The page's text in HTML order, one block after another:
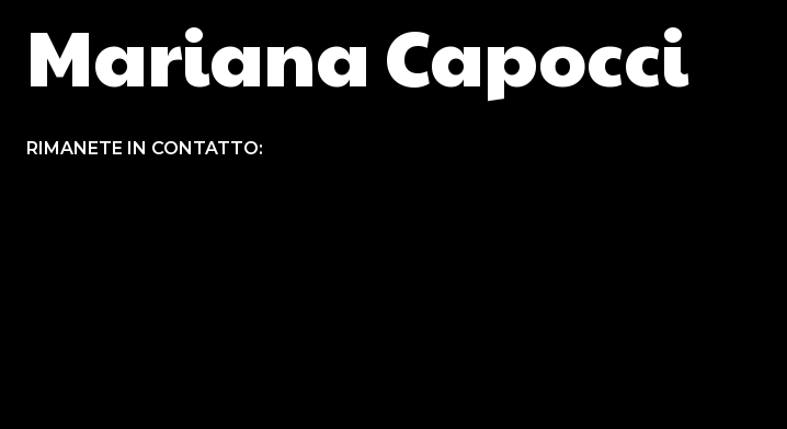
Mariana Capocci
RIMANETE IN CONTATTO: